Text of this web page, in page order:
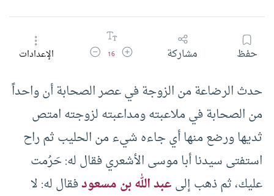
حفظ مشاركة زيادة حجم الخط
16 تقليل حجم الخطالإعدادات
حدث الرضاعة من الزوجة في عصر الصحابة أن واحداً
من الصحابة في ملاعبته ومداعبته لزوجته امتص
ثديها ورضع منها أي جاءه شيء من الحليب ثم راح
استفتى سيدنا أبا موسى الأشعري فقال له: حَرُمت
عليك، ثم ذهب إلىعبد الله بن مسعودفقال له: لا